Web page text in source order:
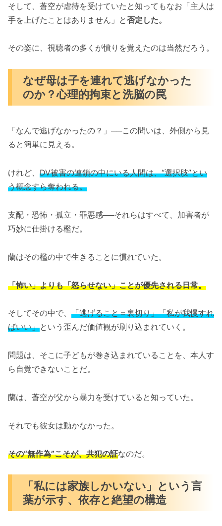
そして、蒼空が虐待を受けていたと知ってもなお「主人は
手を上げたことはありません」と否定した。
その姿に、視聴者の多くが憤りを覚えたのは当然だろう。
なぜ母は子を連れて逃げなかった
のか？心理的拘束と洗脳の罠
「なんで逃げなかったの？」──この問いは、外側から見
ると簡単に見える。
けれど、 DV被害の連鎖の中にいる人間は、“選択肢”とい
う概念すら奪われる。
支配・恐怖・孤立・罪悪感──それらはすべて、加害者が
巧妙に仕掛ける檻だ。
蘭はその檻の中で生きることに慣れていた。
「怖い」よりも「怒らせない」ことが優先される日常。
そしてその中で、 「逃げること＝裏切り」「私が我慢すれ
ばいい」という歪んだ価値観が刷り込まれていく。
問題は、そこに子どもが巻き込まれていることを、本人す
ら自覚できないことだ。
蘭は、蒼空が父から暴力を受けていると知っていた。
それでも彼女は動かなかった。
その“無作為”こそが、共犯の証なのだ。
「私には家族しかいない」という言
葉が示す、依存と絶望の構造